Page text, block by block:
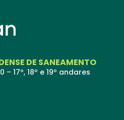
DE SANEAMENTO
17º, 18º e 19º andares